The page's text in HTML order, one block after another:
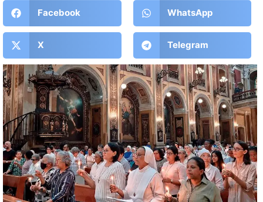
Facebook WhatsApp
X Telegram